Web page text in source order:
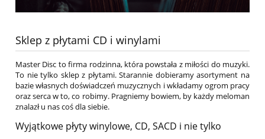
Sklep z płytami CD i winylami
Master Disc to firma rodzinna, która powstała z miłości do muzyki.
To nie tylko sklep z płytami. Starannie dobieramy asortyment na
bazie własnych doświadczeń muzycznych i wkładamy ogrom pracy
oraz serca w to, co robimy. Pragniemy bowiem, by każdy meloman
znalazł u nas coś dla siebie.
Wyjątkowe płyty winylowe, CD, SACD i nie tylko